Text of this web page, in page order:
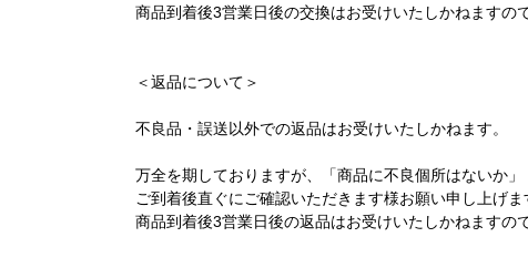
商品到着後3営業日後の交換はお受けいたしかねますの
＜返品について＞
不良品・誤送以外での返品はお受けいたしかねます。
万全を期しておりますが、「商品に不良個所はないか」
ご到着後直ぐにご確認いただきます様お願い申し上げま
商品到着後3営業日後の返品はお受けいたしかねますの